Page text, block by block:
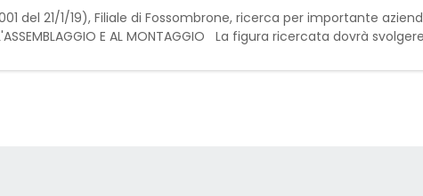
del 21/1/19), Filiale di Fossombrone, ricerca per importante
E AL MONTAGGIO La figura ricercata dovrà
· controllo del lavorato · varie attività inerenti l